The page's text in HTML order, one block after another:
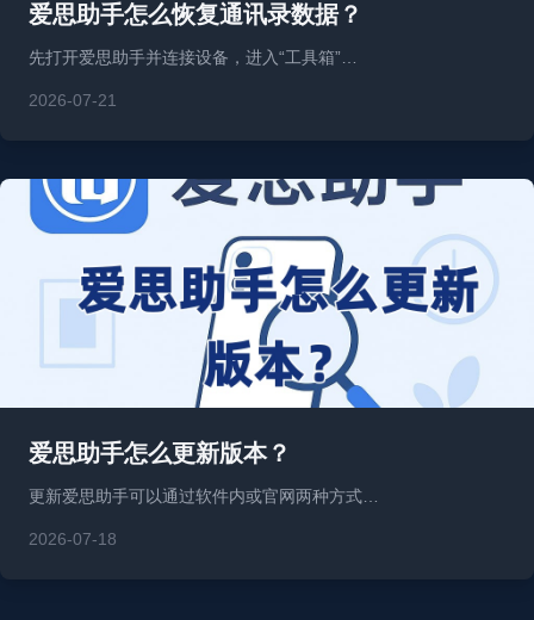
爱思助手怎么恢复通讯录数据？
先打开爱思助手并连接设备，进入“工具箱”…
2026-07-21
爱思助手怎么更新版本？
更新爱思助手可以通过软件内或官网两种方式…
2026-07-18